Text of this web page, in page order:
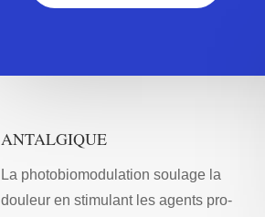
ANTALGIQUE
La photobiomodulation soulage la
douleur en stimulant les agents pro-